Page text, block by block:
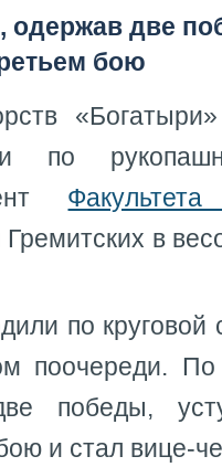
одержав две
бою
по
в
по круговой
поочереди. По
победы,
и стал вице-